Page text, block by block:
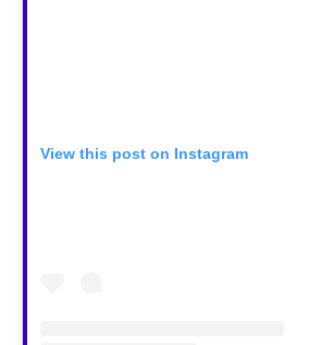
View this post on Instagram